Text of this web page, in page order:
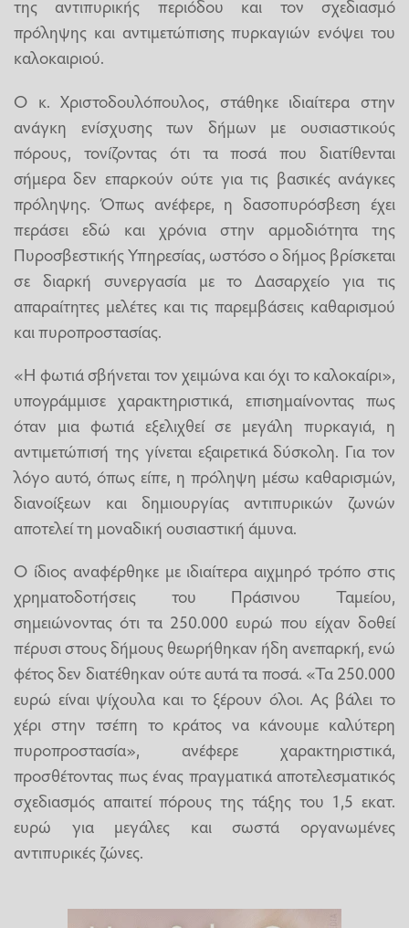
της αντιπυρικής περιόδου και τον σχεδιασμό
πρόληψης και αντιμετώπισης πυρκαγιών ενόψει του
καλοκαιριού.
Ο κ. Χριστοδουλόπουλος, στάθηκε ιδιαίτερα στην
ανάγκη ενίσχυσης των δήμων με ουσιαστικούς
πόρους, τονίζοντας ότι τα ποσά που διατίθενται
σήμερα δεν επαρκούν ούτε για τις βασικές ανάγκες
πρόληψης. Όπως ανέφερε, η δασοπυρόσβεση έχει
περάσει εδώ και χρόνια στην αρμοδιότητα της
Πυροσβεστικής Υπηρεσίας, ωστόσο ο δήμος βρίσκεται
σε διαρκή συνεργασία με το Δασαρχείο για τις
απαραίτητες μελέτες και τις παρεμβάσεις καθαρισμού
και πυροπροστασίας.
«Η φωτιά σβήνεται τον χειμώνα και όχι το καλοκαίρι»,
υπογράμμισε χαρακτηριστικά, επισημαίνοντας πως
όταν μια φωτιά εξελιχθεί σε μεγάλη πυρκαγιά, η
αντιμετώπισή της γίνεται εξαιρετικά δύσκολη. Για τον
λόγο αυτό, όπως είπε, η πρόληψη μέσω καθαρισμών,
διανοίξεων και δημιουργίας αντιπυρικών ζωνών
αποτελεί τη μοναδική ουσιαστική άμυνα.
Ο ίδιος αναφέρθηκε με ιδιαίτερα αιχμηρό τρόπο στις
χρηματοδοτήσεις του Πράσινου Ταμείου,
σημειώνοντας ότι τα 250.000 ευρώ που είχαν δοθεί
πέρυσι στους δήμους θεωρήθηκαν ήδη ανεπαρκή, ενώ
φέτος δεν διατέθηκαν ούτε αυτά τα ποσά. «Τα 250.000
ευρώ είναι ψίχουλα και το ξέρουν όλοι. Ας βάλει το
χέρι στην τσέπη το κράτος να κάνουμε καλύτερη
πυροπροστασία», ανέφερε χαρακτηριστικά,
προσθέτοντας πως ένας πραγματικά αποτελεσματικός
σχεδιασμός απαιτεί πόρους της τάξης του 1,5 εκατ.
ευρώ για μεγάλες και σωστά οργανωμένες
αντιπυρικές ζώνες.